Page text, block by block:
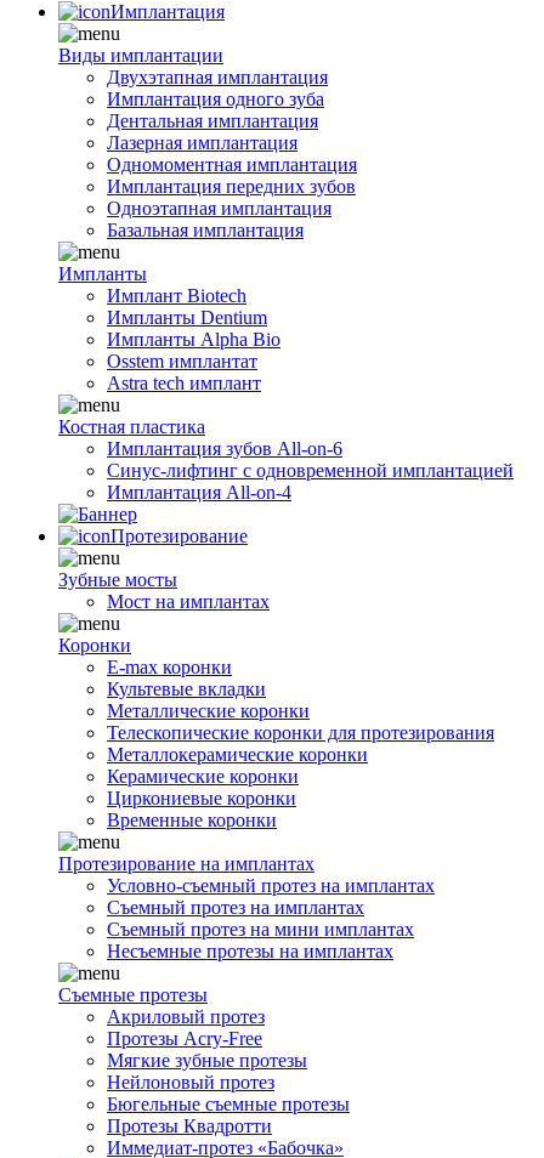
Имплантация
Виды имплантации
Двухэтапная имплантация
Имплантация одного зуба
Дентальная имплантация
Лазерная имплантация
Одномоментная имплантация
Имплантация передних зубов
Одноэтапная имплантация
Базальная имплантация
Импланты
Имплант Biotech
Импланты Dentium
Импланты Alpha Bio
Osstem имплантат
Astra tech имплант
Костная пластика
Имплантация зубов All-on-6
Синус-лифтинг с одновременной имплантацией
Имплантация All-on-4
Протезирование
Зубные мосты
Мост на имплантах
Коронки
E-max коронки
Культевые вкладки
Металлические коронки
Телескопические коронки для протезирования
Металлокерамические коронки
Керамические коронки
Циркониевые коронки
Временные коронки
Протезирование на имплантах
Условно-съемный протез на имплантах
Съемный протез на имплантах
Съемный протез на мини имплантах
Несъемные протезы на имплантах
Съемные протезы
Акриловый протез
Протезы Acry-Free
Мягкие зубные протезы
Нейлоновый протез
Бюгельные съемные протезы
Протезы Квадротти
Иммедиат-протез «Бабочка»